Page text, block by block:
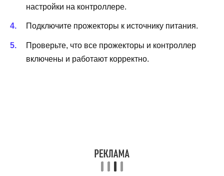
настройки на контроллере.
Подключите прожекторы к источнику питания.
Проверьте, что все прожекторы и контроллер
включены и работают корректно.